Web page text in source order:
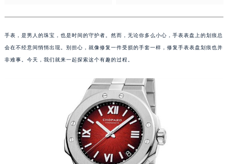
手表，是男人的珠宝，也是时间的守护者。然而，无论你多么小心，手表表盘上的划痕总
会在不经意间悄悄出现。别担心，就像修复一件受损的手套一样，修复手表表盘划痕也并
非难事。今天，我们就来一起探索这个有趣的过程。